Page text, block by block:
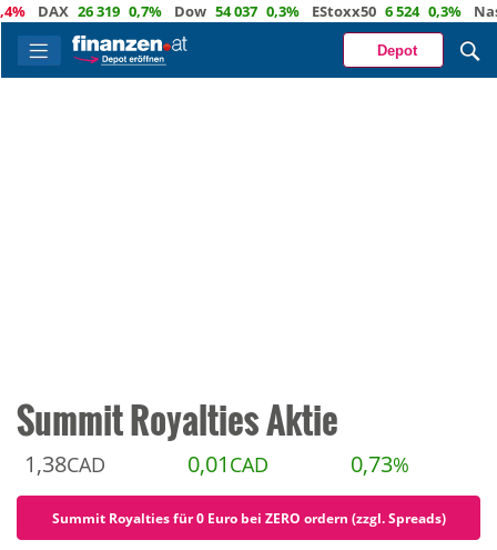
DAX 26 319 0,7% Dow 54 037 0,3% EStoxx50 6 524 0,3% Nasdaq
Depot
Summit Royalties Aktie
1,38CAD 0,01 CAD 0,73%
Summit Royalties für 0 Euro bei ZERO ordern (zzgl. Spreads)